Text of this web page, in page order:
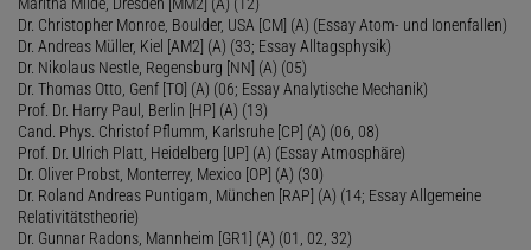
Dr. Christopher Monroe, Boulder, USA [CM] (A) (Essay Atom- und Ionenfallen)
Dr. Andreas Müller, Kiel [AM2] (A) (33; Essay Alltagsphysik)
Dr. Nikolaus Nestle, Regensburg [NN] (A) (05)
Dr. Thomas Otto, Genf [TO] (A) (06; Essay Analytische Mechanik)
Prof. Dr. Harry Paul, Berlin [HP] (A) (13)
Cand. Phys. Christof Pflumm, Karlsruhe [CP] (A) (06, 08)
Prof. Dr. Ulrich Platt, Heidelberg [UP] (A) (Essay Atmosphäre)
Dr. Oliver Probst, Monterrey, Mexico [OP] (A) (30)
Dr. Roland Andreas Puntigam, München [RAP] (A) (14; Essay Allgemeine
Relativitätstheorie)
Dr. Gunnar Radons, Mannheim [GR1] (A) (01, 02, 32)